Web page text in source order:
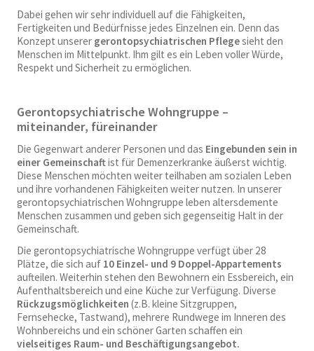
Dabei gehen wir sehr individuell auf die Fähigkeiten,
Fertigkeiten und Bedürfnisse jedes Einzelnen ein. Denn das
Konzept unserer gerontopsychiatrischen Pflegesieht den
Menschen im Mittelpunkt. Ihm gilt es ein Leben voller Würde,
Respekt und Sicherheit zu ermöglichen.
Gerontopsychiatrische Wohngruppe –
miteinander, füreinander
Die Gegenwart anderer Personen und das Eingebunden sein in
einer Gemeinschaftist für Demenzerkranke äußerst wichtig.
Diese Menschen möchten weiter teilhaben am sozialen Leben
und ihre vorhandenen Fähigkeiten weiter nutzen. In unserer
gerontopsychiatrischen Wohngruppe leben altersdemente
Menschen zusammen und geben sich gegenseitig Halt in der
Gemeinschaft.
Die gerontopsychiatrische Wohngruppe verfügt über 28
Plätze, die sich auf 10 Einzel- und 9 Doppel-Appartements
aufteilen. Weiterhin stehen den Bewohnern ein Essbereich, ein
Aufenthaltsbereich und eine Küche zur Verfügung. Diverse
Rückzugsmöglichkeiten (z.B. kleine Sitzgruppen,
Fernsehecke, Tastwand), mehrere Rundwege im Inneren des
Wohnbereichs und ein schöner Garten schaffen ein
vielseitiges Raum- und Beschäftigungsangebot.